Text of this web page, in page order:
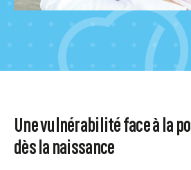
Une vulnérabilité face à la
dès la naissance